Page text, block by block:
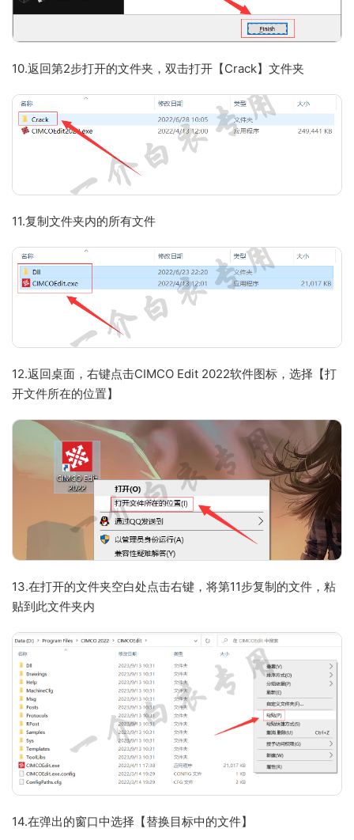
10.返回第2步打开的文件夹，双击打开【Crack】文件夹
11.复制文件夹内的所有文件
12.返回桌面，右键点击CIMCO Edit 2022软件图标，选择【打
开文件所在的位置】
13.在打开的文件夹空白处点击右键，将第11步复制的文件，粘
贴到此文件夹内
14.在弹出的窗口中选择【替换目标中的文件】